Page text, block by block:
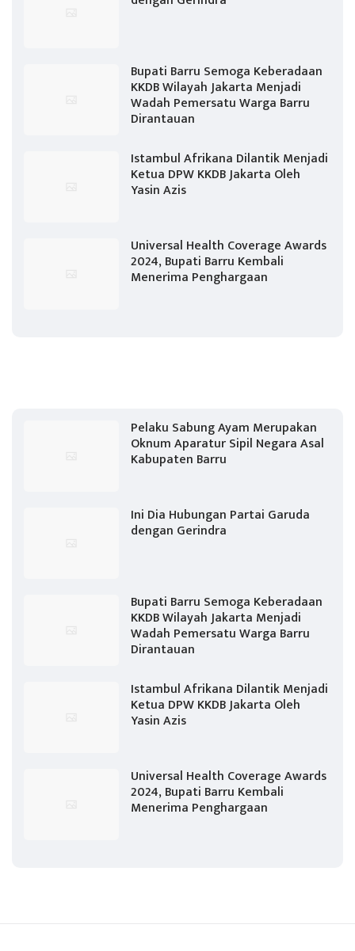
Bupati Barru Semoga Keberadaan
KKDB Wilayah Jakarta Menjadi
Wadah Pemersatu Warga Barru
Dirantauan
Istambul Afrikana Dilantik Menjadi
Ketua DPW KKDB Jakarta Oleh
Yasin Azis
Universal Health Coverage Awards
2024, Bupati Barru Kembali
Menerima Penghargaan
Pelaku Sabung Ayam Merupakan
Oknum Aparatur Sipil Negara Asal
Kabupaten Barru
Ini Dia Hubungan Partai Garuda
dengan Gerindra
Bupati Barru Semoga Keberadaan
KKDB Wilayah Jakarta Menjadi
Wadah Pemersatu Warga Barru
Dirantauan
Istambul Afrikana Dilantik Menjadi
Ketua DPW KKDB Jakarta Oleh
Yasin Azis
Universal Health Coverage Awards
2024, Bupati Barru Kembali
Menerima Penghargaan